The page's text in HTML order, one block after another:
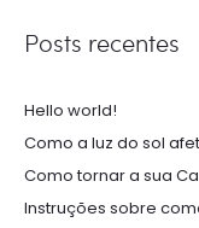
Posts recentes
Hello world!
Como a luz do sol
Como tornar a sua
Instruções sobre